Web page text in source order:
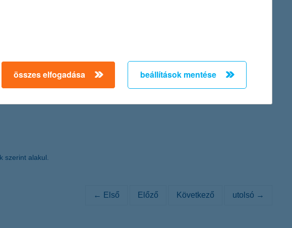
Dózsa György út. 84/a., cégjegyzék száma: Cg. 01-10-042149) Igazgatósága az
részvénnyé történő átalakításáról szóló közleményét:
szerint alakul.
← Első Előző Következő utolsó →
összes elfogadása beállítások mentése